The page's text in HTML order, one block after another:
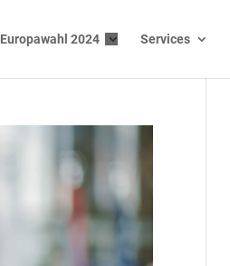
Europawahl 2024 Services